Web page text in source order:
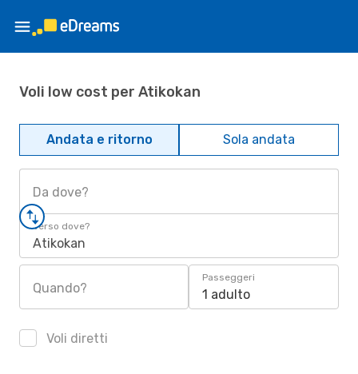
Voli low cost per Atikokan
Andata e ritorno Sola andata
Da dove?
Verso dove?
Atikokan
Quando?
Passeggeri
1 adulto
Voli diretti